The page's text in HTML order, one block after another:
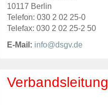
10117 Berlin
Telefon: 030 2 02 25-0
Telefax: 030 2 02 25-2 50
E-Mail: info@dsgv.de
Verbandsleitung